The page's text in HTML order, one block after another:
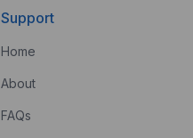
Support
Home
About
FAQs